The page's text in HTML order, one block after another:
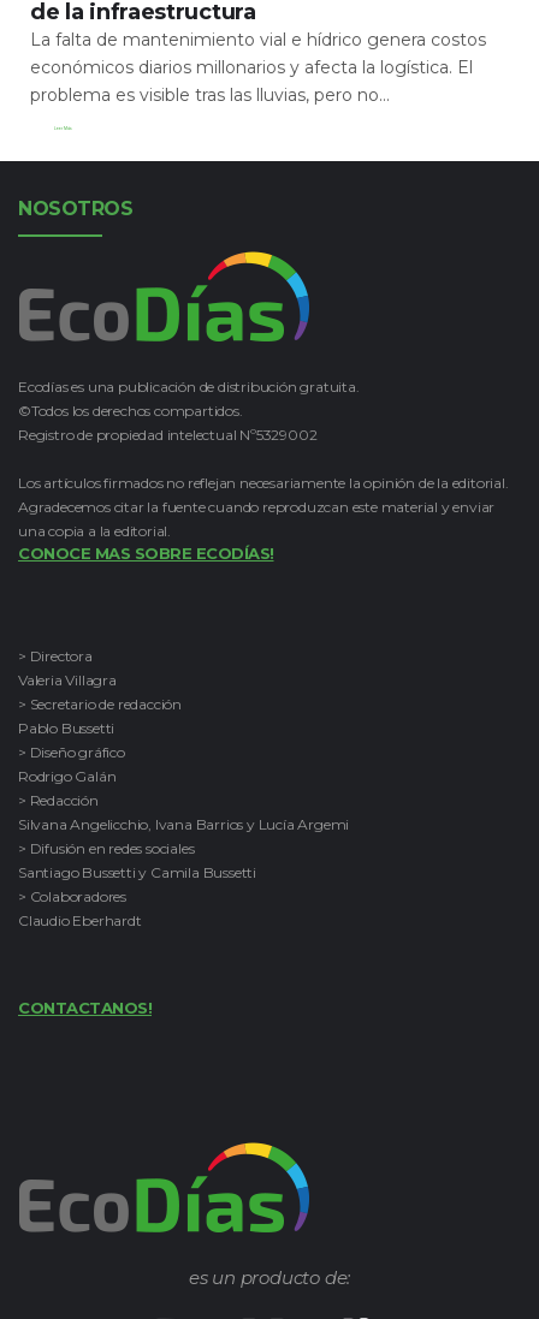
de la infraestructura
La falta de mantenimiento vial e hídrico genera costos
económicos diarios millonarios y afecta la logística. El
problema es visible tras las lluvias, pero no...
Leer Más
NOSOTROS
Ecodías es una publicación de distribución gratuita.
©Todos los derechos compartidos.
Registro de propiedad intelectual Nº5329002
Los artículos firmados no reflejan necesariamente la opinión de la editorial.
Agradecemos citar la fuente cuando reproduzcan este material y enviar
una copia a la editorial.
CONOCE MAS SOBRE ECODÍAS!
> Directora
Valeria Villagra
> Secretario de redacción
Pablo Bussetti
> Diseño gráfico
Rodrigo Galán
> Redacción
Silvana Angelicchio, Ivana Barrios y Lucía Argemi
> Difusión en redes sociales
Santiago Bussetti y Camila Bussetti
> Colaboradores
Claudio Eberhardt
CONTACTANOS!
es un producto de: